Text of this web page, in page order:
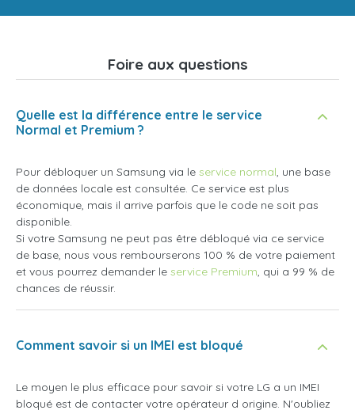
Foire aux questions
Quelle est la différence entre le service
Normal et Premium ?
Pour débloquer un Samsung via le service normal, une base
de données locale est consultée. Ce service est plus
économique, mais il arrive parfois que le code ne soit pas
disponible.
Si votre Samsung ne peut pas être débloqué via ce service
de base, nous vous rembourserons 100 % de votre paiement
et vous pourrez demander le service Premium, qui a 99 % de
chances de réussir.
Comment savoir si un IMEI est bloqué
Le moyen le plus efficace pour savoir si votre LG a un IMEI
bloqué est de contacter votre opérateur d origine. N'oubliez